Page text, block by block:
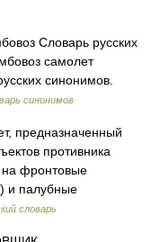
Словарь русских
самолет
синонимов.
синонимов
предназначенный
противника
фронтовые
и палубные
словарь